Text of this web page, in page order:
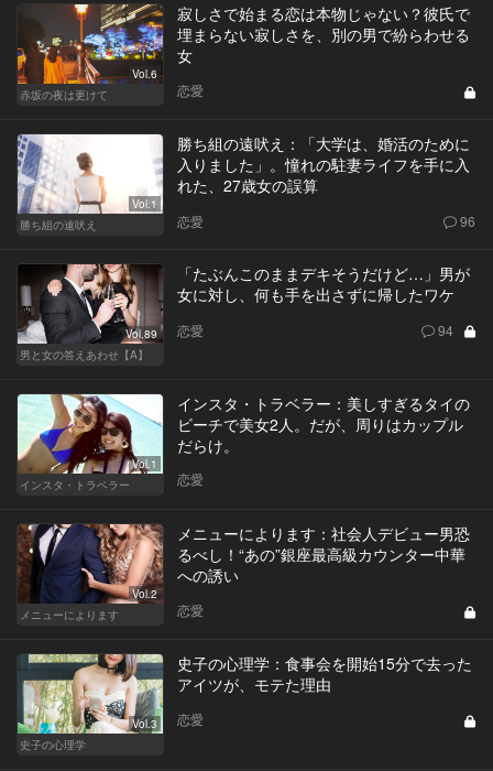
Vol.6
赤坂の夜は更けて
寂しさで始まる恋は本物じゃない？彼氏で
埋まらない寂しさを、別の男で紛らわせる
女
恋愛
Vol.1
勝ち組の遠吠え
勝ち組の遠吠え：「大学は、婚活のために
入りました」。憧れの駐妻ライフを手に入
れた、27歳女の誤算
恋愛 96
Vol.89
男と女の答えあわせ【A】
「たぶんこのままデキそうだけど…」男が
女に対し、何も手を出さずに帰したワケ
恋愛 94
Vol.1
インスタ・トラベラー
インスタ・トラベラー：美しすぎるタイの
ビーチで美女2人。だが、周りはカップル
だらけ。
恋愛
Vol.2
メニューによります
メニューによります：社会人デビュー男恐
るべし！“あの”銀座最高級カウンター中華
への誘い
恋愛
Vol.3
史子の心理学
史子の心理学：食事会を開始15分で去った
アイツが、モテた理由
恋愛